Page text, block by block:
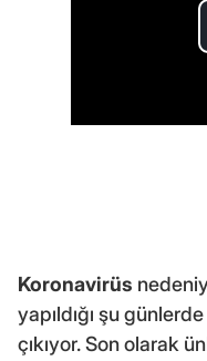
Koronavirüs
yapıldığı şu
çıkıyor. Son olarak